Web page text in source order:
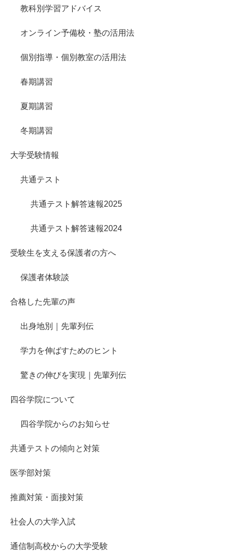
教科別学習アドバイス
オンライン予備校・塾の活用法
個別指導・個別教室の活用法
春期講習
夏期講習
冬期講習
大学受験情報
共通テスト
共通テスト解答速報2025
共通テスト解答速報2024
受験生を支える保護者の方へ
保護者体験談
合格した先輩の声
出身地別｜先輩列伝
学力を伸ばすためのヒント
驚きの伸びを実現｜先輩列伝
四谷学院について
四谷学院からのお知らせ
共通テストの傾向と対策
医学部対策
推薦対策・面接対策
社会人の大学入試
通信制高校からの大学受験